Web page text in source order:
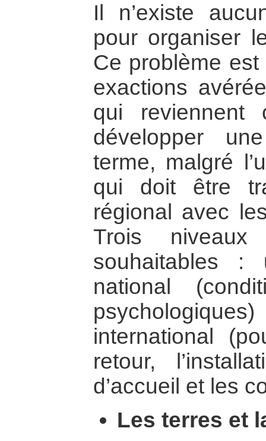
Il n’existe
pour organiser
Ce problème est
exactions
qui reviennent
développer
terme, malgré
qui doit être
régional avec
Trois niveaux
souhaitables
national
international
retour,
d’accueil et les
Les terres et